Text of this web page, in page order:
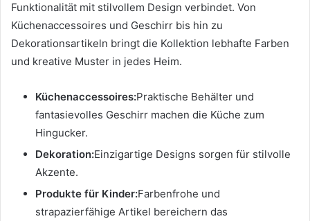
Funktionalität mit stilvollem Design verbindet. Von
Küchenaccessoires und Geschirr bis hin zu
Dekorationsartikeln bringt die Kollektion lebhafte Farben
und kreative Muster in jedes Heim.
Küchenaccessoires:Praktische Behälter und
fantasievolles Geschirr machen die Küche zum
Hingucker.
Dekoration:Einzigartige Designs sorgen für stilvolle
Akzente.
Produkte für Kinder:Farbenfrohe und
strapazierfähige Artikel bereichern das